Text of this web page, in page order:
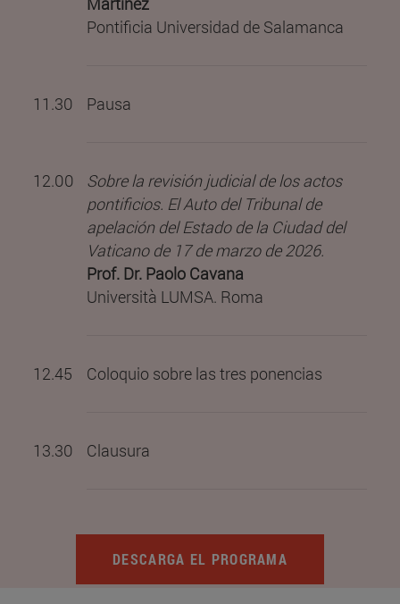
Pontificia Universidad de Salamanca
11.30 Pausa
12.00
Sobre la revisión judicial de los actos
pontificios. El Auto del Tribunal de
apelación del Estado de la Ciudad del
Vaticano de 17 de marzo de 2026.
Prof. Dr. Paolo Cavana
Università LUMSA. Roma
12.45 Coloquio sobre las tres ponencias
13.30 Clausura
DESCARGA EL PROGRAMA